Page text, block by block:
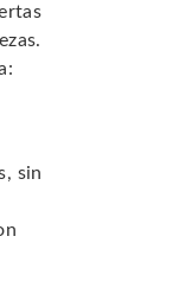
sin